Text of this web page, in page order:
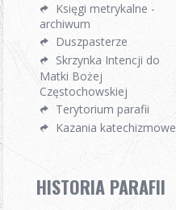
Księgi metrykalne -
archiwum
Duszpasterze
Skrzynka Intencji do
Matki Bożej
Częstochowskiej
Terytorium parafii
Kazania katechizmowe
HISTORIA PARAFII